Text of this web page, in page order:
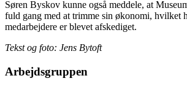
Søren Byskov kunne også meddele, at
fuld gang med at trimme sin økonomi, hvilket
medarbejdere er blevet afskediget.
Tekst og foto: Jens Bytoft
Arbejdsgruppen